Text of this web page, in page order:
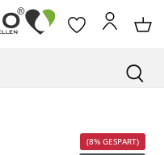
(8% GESPART)